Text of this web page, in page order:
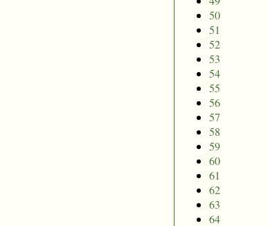
50
51
52
53
54
55
56
57
58
59
60
61
62
63
64